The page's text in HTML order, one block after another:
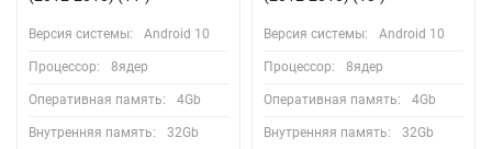
Версия системы: Android 10
Процессор: 8ядер
Оперативная память: 4Gb
Внутренняя память: 32Gb
Версия системы: Android 10
Процессор: 8ядер
Оперативная память: 4Gb
Внутренняя память: 32Gb